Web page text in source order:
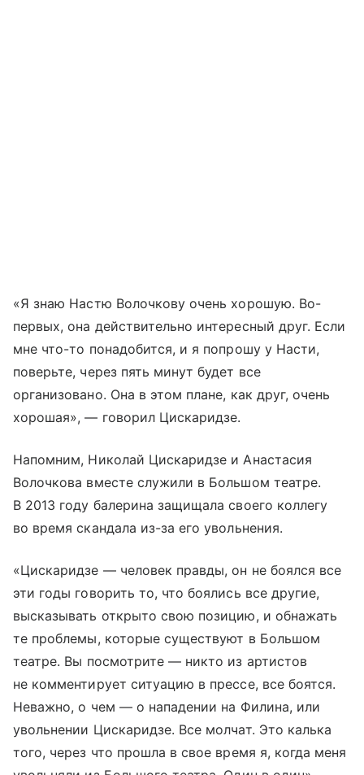
«Я знаю Настю Волочкову очень хорошую. Во-
первых, она действительно интересный друг. Если
мне что-то понадобится, и я попрошу у Насти,
поверьте, через пять минут будет все
организовано. Она в этом плане, как друг, очень
хорошая», — говорил Цискаридзе.
Напомним, Николай Цискаридзе и Анастасия
Волочкова вместе служили в Большом театре.
В 2013 году балерина защищала своего коллегу
во время скандала из-за его увольнения.
«Цискаридзе — человек правды, он не боялся все
эти годы говорить то, что боялись все другие,
высказывать открыто свою позицию, и обнажать
те проблемы, которые существуют в Большом
театре. Вы посмотрите — никто из артистов
не комментирует ситуацию в прессе, все боятся.
Неважно, о чем — о нападении на Филина, или
увольнении Цискаридзе. Все молчат. Это калька
того, через что прошла в свое время я, когда меня